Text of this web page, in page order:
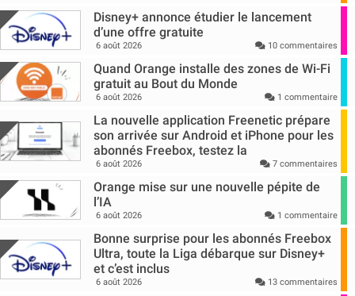
Disney+ annonce étudier le lancement
d’une offre gratuite
6 août 2026 10 commentaires
Quand Orange installe des zones de Wi-Fi
gratuit au Bout du Monde
6 août 2026 1 commentaire
La nouvelle application Freenetic prépare
son arrivée sur Android et iPhone pour les
abonnés Freebox, testez la
6 août 2026 7 commentaires
Orange mise sur une nouvelle pépite de
l’IA
6 août 2026 1 commentaire
Bonne surprise pour les abonnés Freebox
Ultra, toute la Liga débarque sur Disney+
et c’est inclus
6 août 2026 13 commentaires